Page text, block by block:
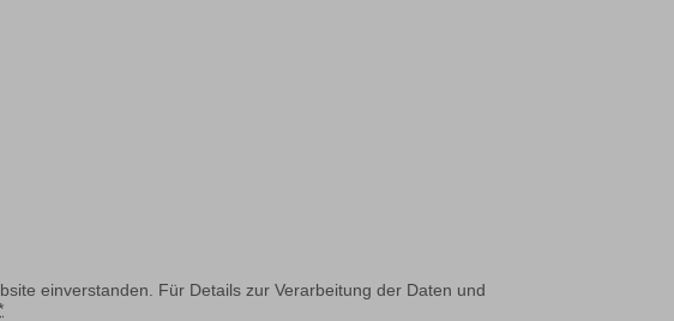
einverstanden. Für Details zur Verarbeitung der Daten und